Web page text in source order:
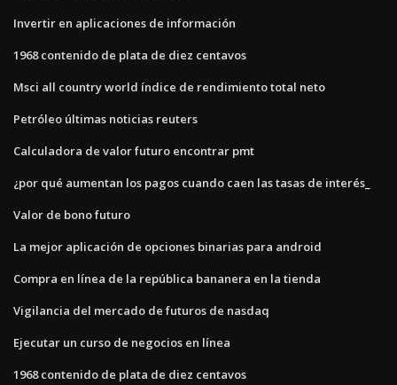
Invertir en aplicaciones de información
1968 contenido de plata de diez centavos
Msci all country world índice de rendimiento total neto
Petróleo últimas noticias reuters
Calculadora de valor futuro encontrar pmt
¿por qué aumentan los pagos cuando caen las tasas de interés_
Valor de bono futuro
La mejor aplicación de opciones binarias para android
Compra en línea de la república bananera en la tienda
Vigilancia del mercado de futuros de nasdaq
Ejecutar un curso de negocios en línea
1968 contenido de plata de diez centavos